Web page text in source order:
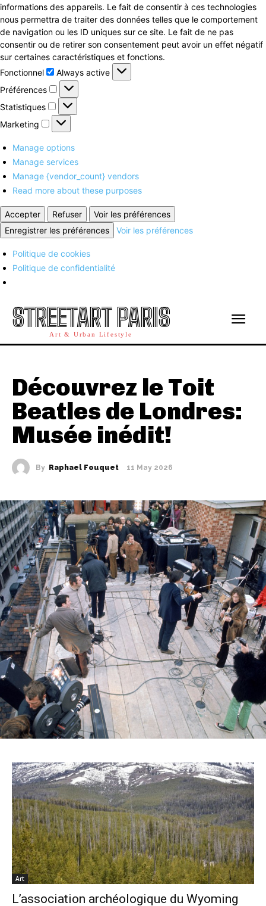
informations des appareils. Le fait de consentir à ces technologies
nous permettra de traiter des données telles que le comportement
de navigation ou les ID uniques sur ce site. Le fait de ne pas
consentir ou de retirer son consentement peut avoir un effet négatif
sur certaines caractéristiques et fonctions.
Fonctionnel
Fonctionnel
Always active
Préférences
Préférences
Statistiques Statistiques
Marketing Marketing
Manage options
Manage services
Manage {vendor_count} vendors
Read more about these purposes
Accepter Refuser
Voir les préférences
Enregistrer les préférences
Voir les préférences
Politique de cookies
Politique de confidentialité
STREETART PARIS
Art & Urban Lifestyle
Découvrez le Toit
Beatles de Londres:
Musée inédit!
By Raphael Fouquet 11 May 2026
Art
L’association archéologique du Wyoming